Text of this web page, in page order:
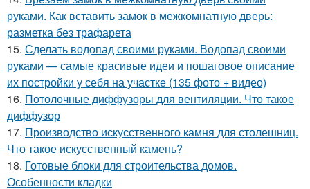
руками. Как вставить замок в межкомнатную дверь:
разметка без трафарета
15. Сделать водопад своими руками. Водопад своими
руками — самые красивые идеи и пошаговое описание
их постройки у себя на участке (135 фото + видео)
16. Потолочные диффузоры для вентиляции. Что такое
диффузор
17. Производство искусственного камня для столешниц.
Что такое искусственный камень?
18. Готовые блоки для строительства домов.
Особенности кладки